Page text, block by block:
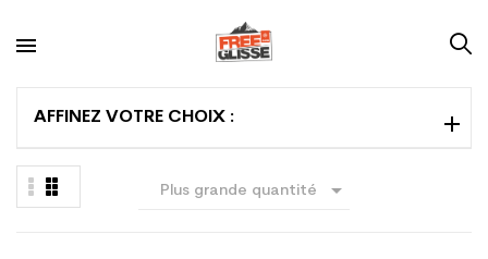
AFFINEZ VOTRE CHOIX :
Plus grande quantité 